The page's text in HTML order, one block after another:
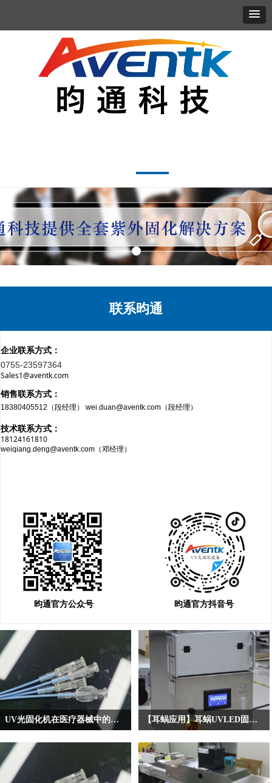
‌UV光固化机在医疗器械中的创新应用
的生产与制造对精度和安全性的要求
日益提高。在这一背景下，UV光固化
机凭借其高效、精准、低热量和环保
【耳蜗应用】耳蜗UVLED固化应用
分为UVLED点光源、UVLED线光源
和UVLED面光源。关于精密零件、微
电机、光纤连接器等固化面积不是很
联系昀通
企业联系方式：
0755-23597364
Sales1@aventk.com
销售联系方式：
18380405512（段经理） wei.duan@aventk.com（段经理）
技术联系方式：
18124161810
weiqiang.deng@aventk.com（邓经理）
昀通官方公众号 昀通官方抖音号